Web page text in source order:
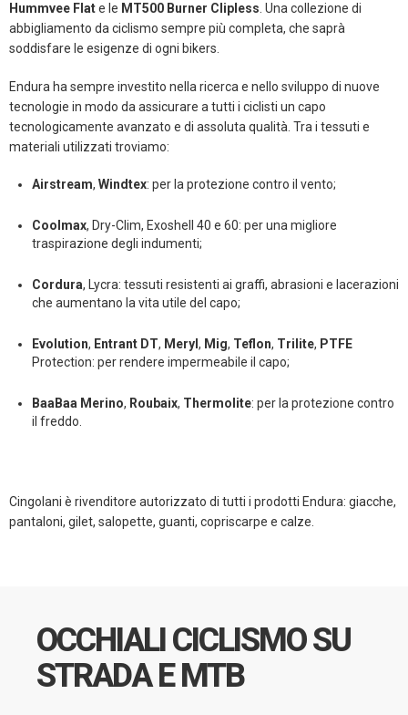
Hummvee Flate le MT500 Burner Clipless . Una collezione di
abbigliamento da ciclismo sempre più completa, che saprà
soddisfare le esigenze di ogni bikers.
Endura ha sempre investito nella ricerca e nello sviluppo di nuove
tecnologie in modo da assicurare a tutti i ciclisti un capo
tecnologicamente avanzato e di assoluta qualità. Tra i tessuti e
materiali utilizzati troviamo:
Airstream, Windtex: per la protezione contro il vento;
Coolmax, Dry-Clim, Exoshell 40 e 60: per una migliore
traspirazione degli indumenti;
Cordura, Lycra: tessuti resistenti ai graffi, abrasioni e lacerazioni
che aumentano la vita utile del capo;
Evolution, Entrant DT, Meryl , Mig, Teflon, Trilite, PTFE
Protection: per rendere impermeabile il capo;
BaaBaa Merino, Roubaix, Thermolite: per la protezione contro
il freddo.
Cingolani è rivenditore autorizzato di tutti i prodotti Endura: giacche,
pantaloni, gilet, salopette, guanti, copriscarpe e calze.
OCCHIALI CICLISMO SU
STRADA E MTB